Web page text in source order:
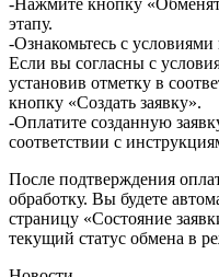
-Нажмите кнопку
этапу.
-Ознакомьтесь с
Если вы согласны с
установив отметку в
кнопку «Создать заявку».
-Оплатите созданную
соответствии с
После подтверждения
обработку. Вы будете
страницу «Состояние
текущий статус обмена в